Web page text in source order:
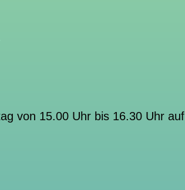
von 15.00 Uhr bis 16.30 Uhr auf